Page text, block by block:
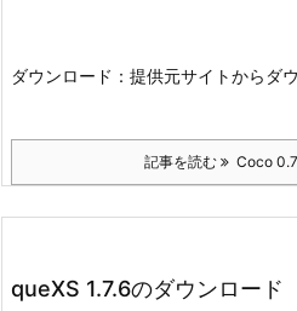
ダウンロード： 提供元サイトからダ
記事を読む Coco 0.7
queXS 1.7.6のダウンロード